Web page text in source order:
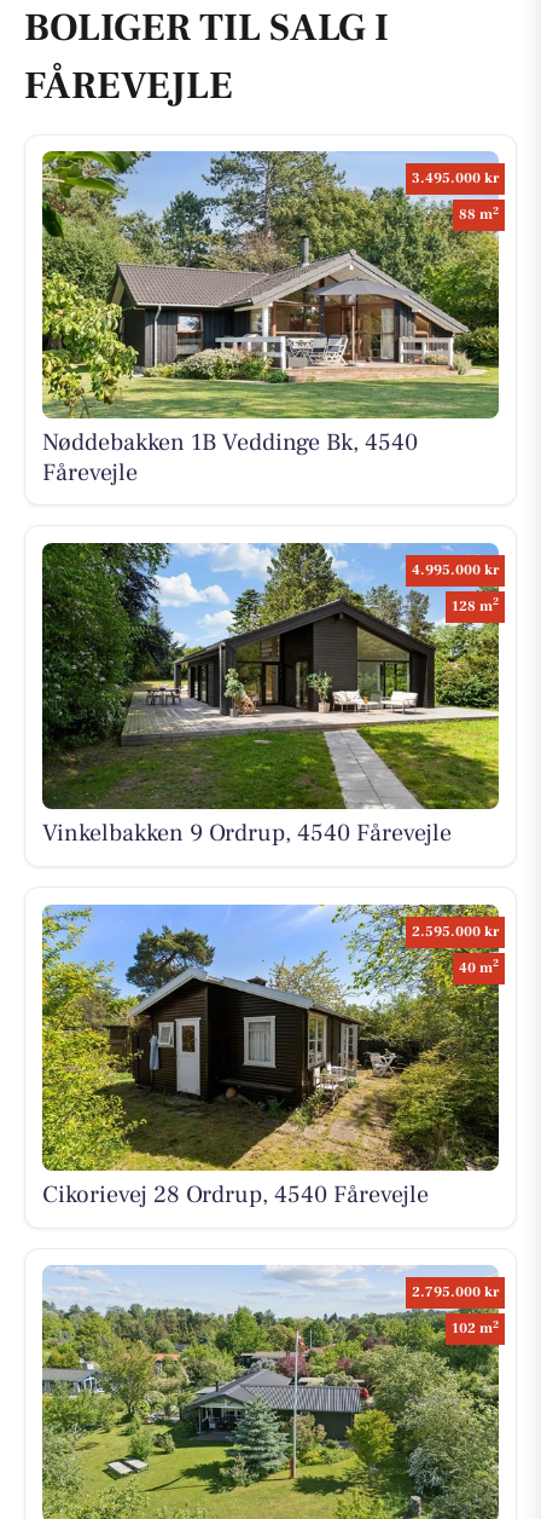
BOLIGER TIL SALG I
FÅREVEJLE
3.495.000 kr
88 m2
Nøddebakken 1B Veddinge Bk, 4540
Fårevejle
4.995.000 kr
128 m2
Vinkelbakken 9 Ordrup, 4540 Fårevejle
2.595.000 kr
40 m2
Cikorievej 28 Ordrup, 4540 Fårevejle
2.795.000 kr
102 m2